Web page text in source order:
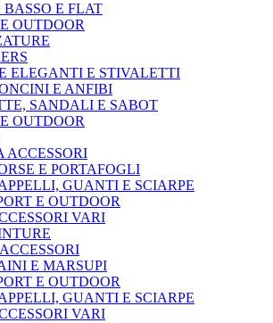
BASSO E FLAT
OUTDOOR
ELEGANTI E STIVALETTI
E ANFIBI
SANDALI E SABOT
OUTDOOR
ACCESSORI
E PORTAFOGLI
GUANTI E SCIARPE
E OUTDOOR
VARI
E MARSUPI
E OUTDOOR
GUANTI E SCIARPE
VARI